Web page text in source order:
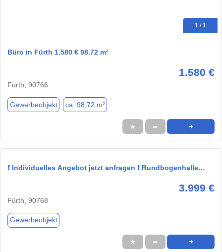
1 / 1
Büro in Fürth 1.580 € 98.72 m²
1.580 €
Fürth, 90766
Gewerbeobjekt ca. 98,72 m²
★ ➦ ➜
❗ Individuelles Angebot jetzt anfragen ❗ Rundbogenhalle…
3.999 €
Fürth, 90768
Gewerbeobjekt
★ ➦ ➜